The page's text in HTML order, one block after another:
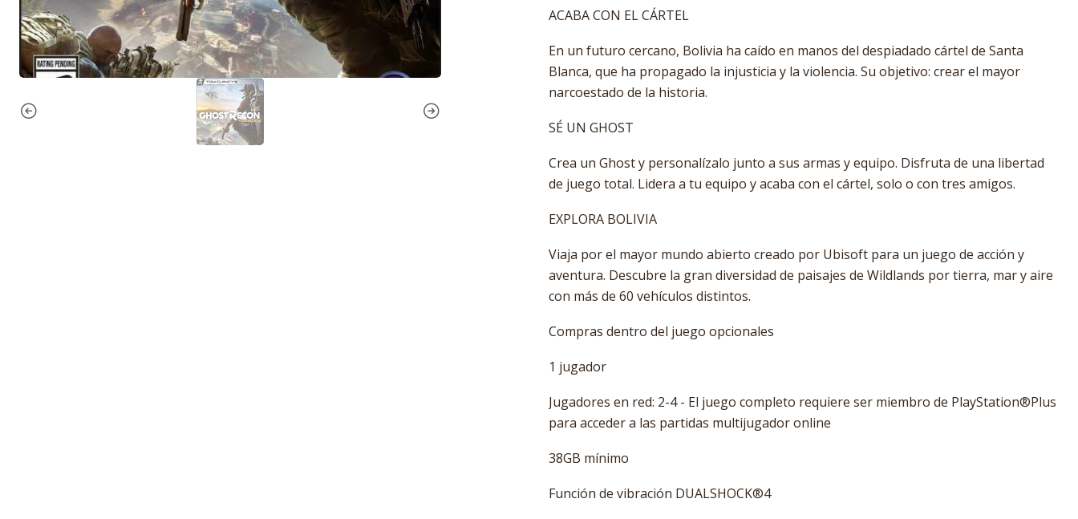
ACABA CON EL CÁRTEL
En un futuro cercano, Bolivia ha caído en manos del despiadado cártel de Santa
Blanca, que ha propagado la injusticia y la violencia. Su objetivo: crear el mayor
narcoestado de la historia.
SÉ UN GHOST
Crea un Ghost y personalízalo junto a sus armas y equipo. Disfruta de una libertad
de juego total. Lidera a tu equipo y acaba con el cártel, solo o con tres amigos.
EXPLORA BOLIVIA
Viaja por el mayor mundo abierto creado por Ubisoft para un juego de acción y
aventura. Descubre la gran diversidad de paisajes de Wildlands por tierra, mar y aire
con más de 60 vehículos distintos.
Compras dentro del juego opcionales
1 jugador
Jugadores en red: 2-4 - El juego completo requiere ser miembro de PlayStation®Plus
para acceder a las partidas multijugador online
38GB mínimo
Función de vibración DUALSHOCK®4